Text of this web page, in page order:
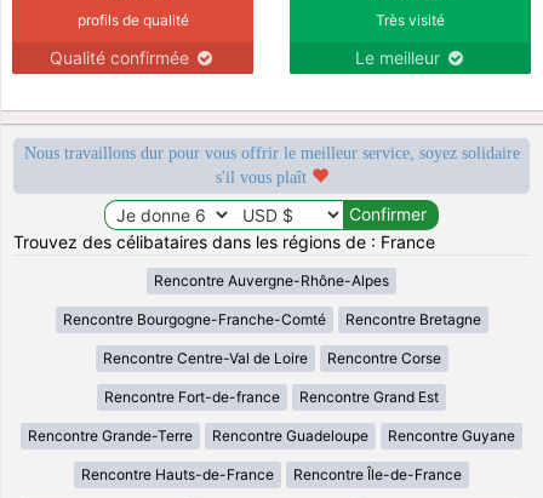
profils de qualité
Qualité confirmée
Très visité
Le meilleur
Nous travaillons dur pour vous offrir le meilleur service, soyez solidaire
s'il vous plaît
Trouvez des célibataires dans les régions de : France
Rencontre Auvergne-Rhône-Alpes
Rencontre Bourgogne-Franche-Comté Rencontre Bretagne
Rencontre Centre-Val de Loire Rencontre Corse
Rencontre Fort-de-france Rencontre Grand Est
Rencontre Grande-Terre Rencontre Guadeloupe Rencontre Guyane
Rencontre Hauts-de-France Rencontre Île-de-France